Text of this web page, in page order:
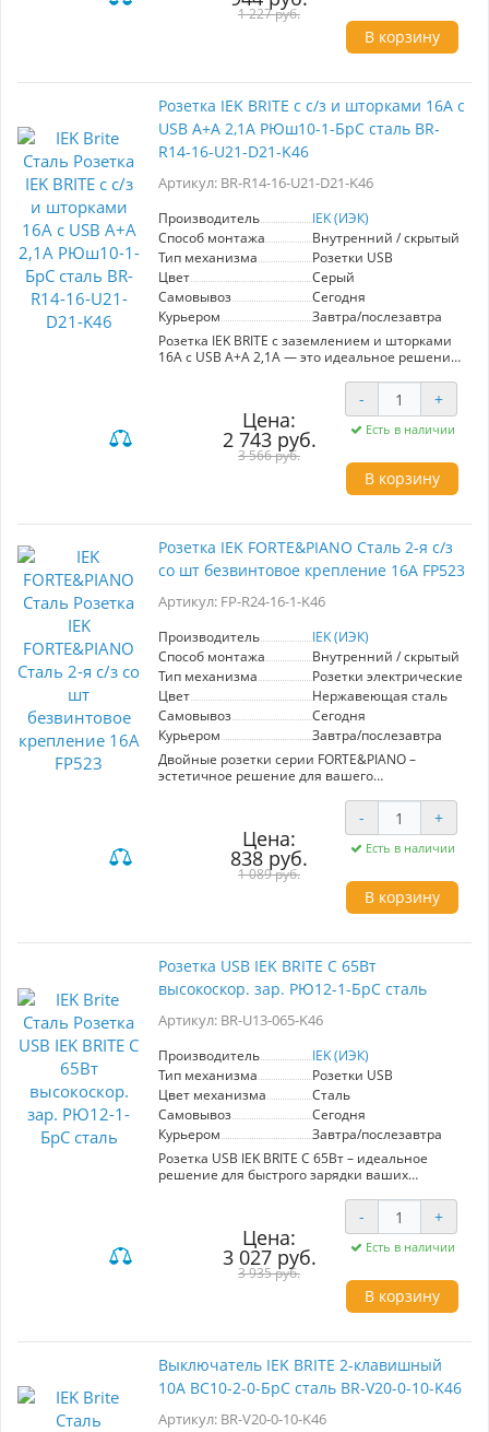
подобрать оптимальный выключатель для
управления освещением в любом помещении.
Установка лицевой панели без использования
просто нажмите и потяните, чтобы снять
вы можете установить неограниченное
количество изделий в ряду при стандартном
шаге.
Комбинируйте изделия, создавайте изящные
бесшовные композиции – с коллекцией
безрамочных розеток и выключателей
FORTE&PIANO!
1 227 руб.
В корзину
Розетка IEK BRITE с с/з и шторками 16А с
USB A+A 2,1А РЮш10-1-БрС сталь BR-
R14-16-U21-D21-K46
Артикул: BR-R14-16-U21-D21-K46
Производитель
IEK (ИЭК)
Способ монтажа
Внутренний / скрытый
Тип механизма
Розетки USB
Цвет
Серый
Самовывоз
Сегодня
Курьером
Завтра/послезавтра
Розетка IEK BRITE с заземлением и шторками
16А с USB A+A 2,1А — это идеальное решение
R14-16-U21-D21-K46 сочетает в себе
надежность и функциональность,
обеспечивая безопасное подключение
электрооборудования благодаря встроенным
шторкам. Два USB-порта мощностью 2,1А
позволяют быстро заряжать мобильные
устройства без необходимости использования
гарантирует долговечность и устойчивость к
дизайн органично впишется в любой
интерьер. Простота установки и эксплуатации
пользователей, стремящихся к комфорту и
высокое качество и современные технологии
в одном устройстве.
Цена:
2 743 руб.
3 566 руб.
- +
Есть в наличии
В корзину
Розетка IEK FORTE&PIANO Сталь 2-я с/з
со шт безвинтовое крепление 16А FP523
Артикул: FP-R24-16-1-K46
Производитель
IEK (ИЭК)
Способ монтажа
Внутренний / скрытый
Тип механизма
Розетки электрические
Цвет
Нержавеющая сталь
Самовывоз
Сегодня
Курьером
Завтра/послезавтра
Двойные розетки серии FORTE&PIANO –
эстетичное решение для вашего
поликарбонат и луженая токопроводящая
группа обеспечивают долгий срок службы.
Разнообразие моделей – с заземлением или
без, с защитными шторками или без них –
позволяет подобрать решение под ваши
Установка лицевой панели без использования
просто нажмите и потяните, чтобы снять
вы можете установить неограниченное
количество изделий в ряду при стандартном
Комбинируйте изделия, создавайте изящные
безрамочных розеток и выключателей
FORTE&PIANO!
Цена:
838 руб.
1 089 руб.
- +
Есть в наличии
В корзину
Розетка USB IEK BRITE C 65Вт
высокоскор. зар. РЮ12-1-БрС сталь
Артикул: BR-U13-065-K46
Производитель
IEK (ИЭК)
Тип механизма
Розетки USB
Цвет механизма
Сталь
Самовывоз
Сегодня
Курьером
Завтра/послезавтра
Розетка USB IEK BRITE C 65Вт – идеальное
решение для быстрого зарядки ваших
оснащена высокоскоростным USB-портом,
который обеспечивает быструю и
эффективную зарядку смартфонов, планшетов
и других гаджетов. Изготовлена из прочной
стали, что гарантирует долговечность и
надежность. Компактный и стильный дизайн
позволяет интегрировать розетку в любой
вы сможете одновременно заряжать
Установка не требует специальных навыков,
что делает этот продукт доступным для любого
получаете высокое качество и удобство в
Цена:
3 027 руб.
3 935 руб.
- +
Есть в наличии
В корзину
Выключатель IEK BRITE 2-клавишный
10А ВС10-2-0-БрС сталь BR-V20-0-10-K46
Артикул: BR-V20-0-10-K46